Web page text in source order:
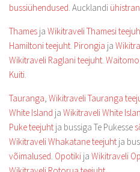
bussiühendused. Aucklandi
Thames ja Wikitraveli Thamesi
Hamiltoni teejuht. Pirongia ja
Wikitraveli Raglani teejuht. Waitomo
Kuiti.
Tauranga, Wikitraveli Tauranga
White Island ja Wikitraveli White
Puke teejuht ja bussiga Te Pukesse
Wikitraveli Whakatane teejuht ja
võimalused. Opotiki ja Wikitraveli